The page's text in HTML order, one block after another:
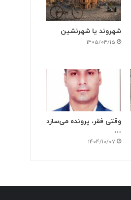
شهروند یا شهرنشین
1405/04/15
وقتی فقر، پرونده می‌سازد
…
1404/10/07